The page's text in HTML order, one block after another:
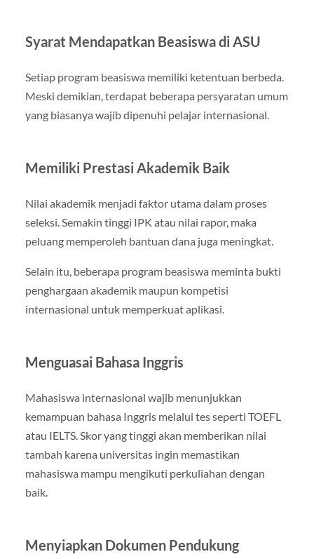
Syarat Mendapatkan Beasiswa di ASU
Setiap program beasiswa memiliki ketentuan berbeda.
Meski demikian, terdapat beberapa persyaratan umum
yang biasanya wajib dipenuhi pelajar internasional.
Memiliki Prestasi Akademik Baik
Nilai akademik menjadi faktor utama dalam proses
seleksi. Semakin tinggi IPK atau nilai rapor, maka
peluang memperoleh bantuan dana juga meningkat.
Selain itu, beberapa program beasiswa meminta bukti
penghargaan akademik maupun kompetisi
internasional untuk memperkuat aplikasi.
Menguasai Bahasa Inggris
Mahasiswa internasional wajib menunjukkan
kemampuan bahasa Inggris melalui tes seperti TOEFL
atau IELTS. Skor yang tinggi akan memberikan nilai
tambah karena universitas ingin memastikan
mahasiswa mampu mengikuti perkuliahan dengan
baik.
Menyiapkan Dokumen Pendukung